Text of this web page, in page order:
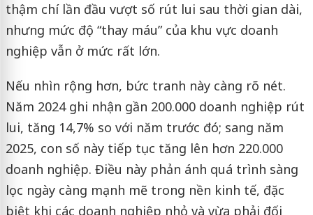
thậm chí lần đầu vượt số rút lui sau thời gian dài,
nhưng mức độ “thay máu” của khu vực doanh
nghiệp vẫn ở mức rất lớn.
Nếu nhìn rộng hơn, bức tranh này càng rõ nét.
Năm 2024 ghi nhận gần 200.000 doanh nghiệp rút
lui, tăng 14,7% so với năm trước đó; sang năm
2025, con số này tiếp tục tăng lên hơn 220.000
doanh nghiệp. Điều này phản ánh quá trình sàng
lọc ngày càng mạnh mẽ trong nền kinh tế, đặc
biệt khi các doanh nghiệp nhỏ và vừa phải đối